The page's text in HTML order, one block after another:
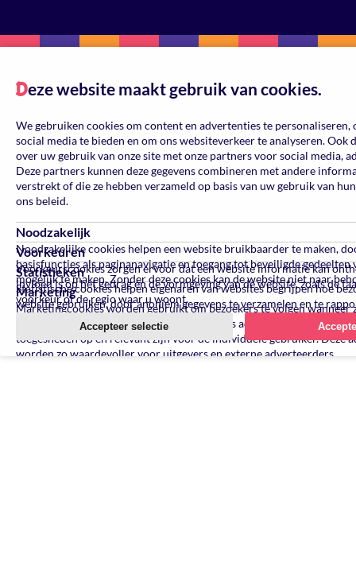
Deze website maakt gebruik van cookies.
We gebruiken cookies om content en advertenties te
social media te bieden en om ons websiteverkeer te analyseren. Ook
over uw gebruik van onze site met onze partners voor social media,
Deze partners kunnen deze gegevens combineren met andere
verstrekt of die ze hebben verzameld op basis van uw gebruik van
ons beleid.
Noodzakelijk
Noodzakelijke cookies helpen een website bruikbaarder te maken,
basisfuncties als paginanavigatie en toegang tot beveiligde gedeelten
mogelijk te maken. Zonder deze cookies kan de website niet naar
Voorkeuren
Voorkeurscookies zorgen ervoor dat een website informatie kan
invloed is op het gedrag en de vormgeving van de website, zoals de
voorkeur of de regio waar u woont.
Statistieken
Statistische cookies helpen eigenaren van websites begrijpen hoe
website gebruiken, door anoniem gegevens te verzamelen en te
Marketing
Marketingcookies worden gebruikt om bezoekers te volgen wanneer
verschillende websites bezoeken. Hun doel is advertenties
toegesneden op en relevant zijn voor de individuele gebruiker. Deze
worden zo waardevoller voor uitgevers en externe adverteerders.
Accepteer selectie